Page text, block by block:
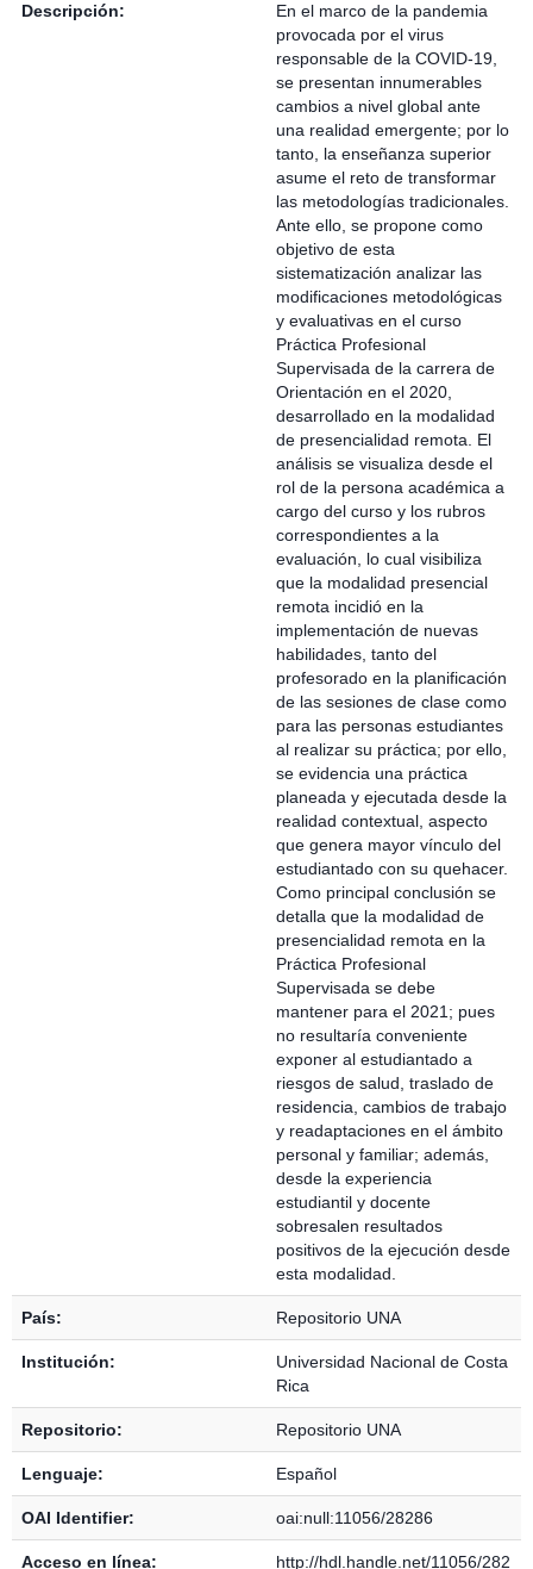
Descripción:
En el marco de la pandemia
provocada por el virus
responsable de la COVID-19,
se presentan innumerables
cambios a nivel global ante
una realidad emergente; por lo
tanto, la enseñanza superior
asume el reto de transformar
las metodologías tradicionales.
Ante ello, se propone como
objetivo de esta
sistematización analizar las
modificaciones metodológicas
y evaluativas en el curso
Práctica Profesional
Supervisada de la carrera de
Orientación en el 2020,
desarrollado en la modalidad
de presencialidad remota. El
análisis se visualiza desde el
rol de la persona académica a
cargo del curso y los rubros
correspondientes a la
evaluación, lo cual visibiliza
que la modalidad presencial
remota incidió en la
implementación de nuevas
habilidades, tanto del
profesorado en la planificación
de las sesiones de clase como
para las personas estudiantes
al realizar su práctica; por ello,
se evidencia una práctica
planeada y ejecutada desde la
realidad contextual, aspecto
que genera mayor vínculo del
estudiantado con su quehacer.
Como principal conclusión se
detalla que la modalidad de
presencialidad remota en la
Práctica Profesional
Supervisada se debe
mantener para el 2021; pues
no resultaría conveniente
exponer al estudiantado a
riesgos de salud, traslado de
residencia, cambios de trabajo
y readaptaciones en el ámbito
personal y familiar; además,
desde la experiencia
estudiantil y docente
sobresalen resultados
positivos de la ejecución desde
esta modalidad.
País: Repositorio UNA
Institución:
Universidad Nacional de Costa
Rica
Repositorio: Repositorio UNA
Lenguaje: Español
OAI Identifier: oai:null:11056/28286
Acceso en línea: http://hdl.handle.net/11056/282